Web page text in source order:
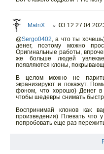
MatriX ○ 03:12
@Sergo0402, а что ты
денег, поэтому можно
Оригинальные работы,
же больше людей
появляются клоны,
В целом можно не
экранизируют и покажут.
фоном, что хорошо) Денег в
чтобы шедевры снимать
Воспринимай клонов как
произведения) Плевать что
попробовать еще раз